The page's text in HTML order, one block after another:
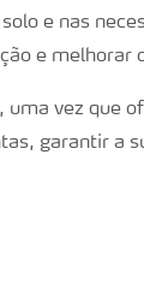
e nas
e melhorar
uma vez que
garantir a